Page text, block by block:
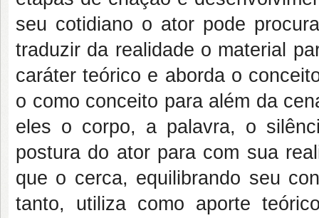
seu cotidiano o ator pode
traduzir da realidade o material
caráter teórico e aborda o
o como conceito para além da
eles o corpo, a palavra, o
postura do ator para com sua
que o cerca, equilibrando seu
tanto, utiliza como aporte